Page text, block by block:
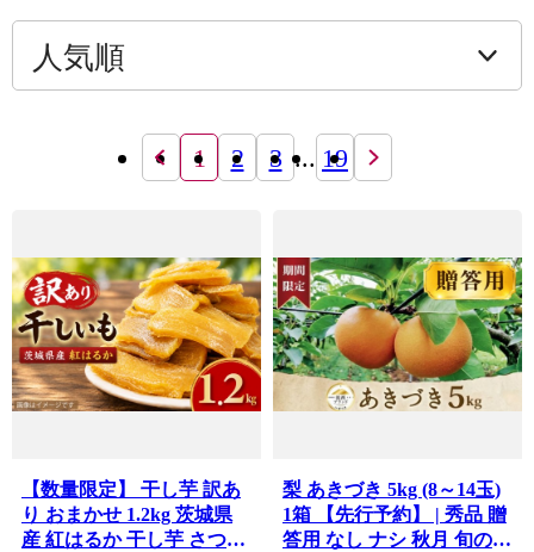
1 2 3 ... 19
【数量限定】 干し芋 訳あ
り おまかせ 1.2kg 茨城県
産 紅はるか 干し芋 さつま
梨 あきづき 5kg (8～14玉)
1箱 【先行予約】 | 秀品 贈
答用 なし ナシ 秋月 旬の梨